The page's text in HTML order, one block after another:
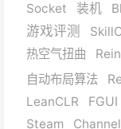
Socket
装机
游戏评测
热空气扭曲
自动布局算法
LeanCLR FGUI
Steam
Channel